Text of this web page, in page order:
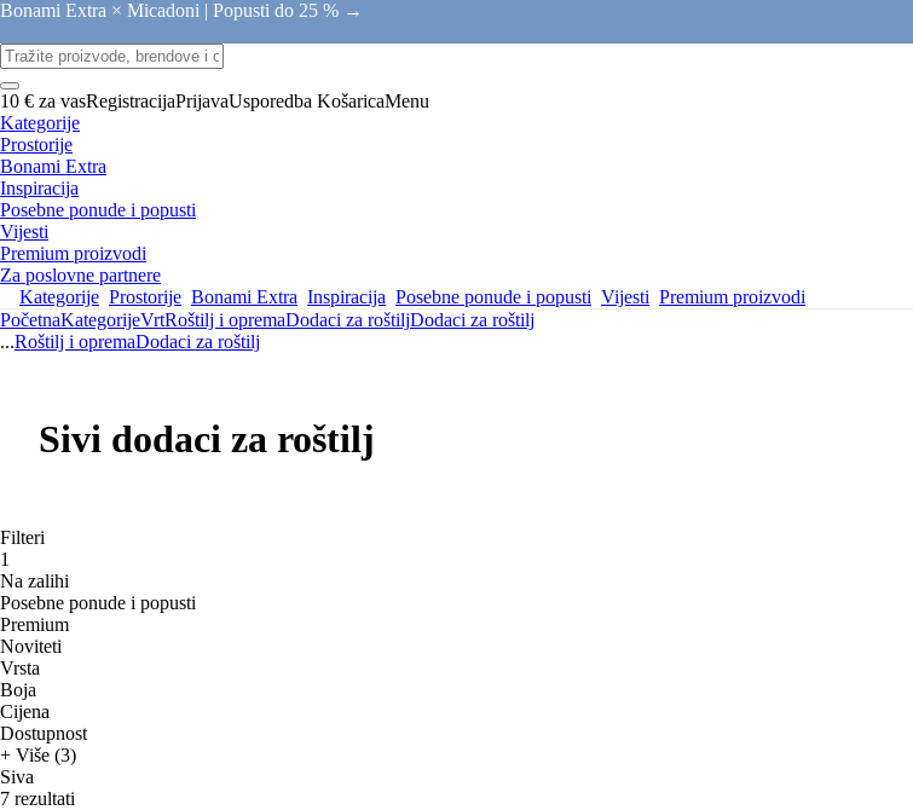
Bonami Extra × Micadoni | Popusti do 25 % →
10 € za vasRegistracijaPrijavaUsporedba KošaricaMenu
Kategorije
Prostorije
Bonami Extra
Inspiracija
Posebne ponude i popusti
Vijesti
Premium proizvodi
Za poslovne partnere
Kategorije Prostorije Bonami Extra Inspiracija Posebne ponude i popusti Vijesti Premium proizvodi
PočetnaKategorijeVrtRoštilj i opremaDodaci za roštiljDodaci za roštilj
...Roštilj i opremaDodaci za roštilj
Sivi dodaci za roštilj
Filteri
1
Na zalihi
Posebne ponude i popusti
Premium
Noviteti
Vrsta
Boja
Cijena
Dostupnost
+ Više (3)
Siva
7 rezultati